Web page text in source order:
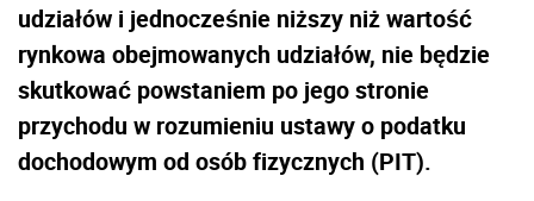
udziałów i jednocześnie niższy niż wartość
rynkowa obejmowanych udziałów, nie będzie
skutkować powstaniem po jego stronie
przychodu w rozumieniu ustawy o podatku
dochodowym od osób fizycznych (PIT).